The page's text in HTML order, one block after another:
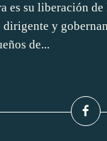
es su liberación
y
de...